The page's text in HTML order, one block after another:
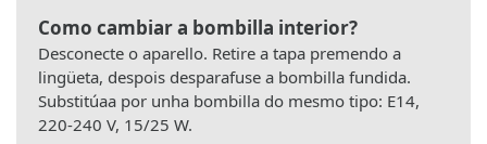
Como cambiar a bombilla interior?
Desconecte o aparello. Retire a tapa premendo a
lingüeta, despois desparafuse a bombilla fundida.
Substitúaa por unha bombilla do mesmo tipo: E14,
220-240 V, 15/25 W.